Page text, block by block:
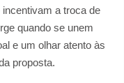
a troca de
quando se unem
e um olhar atento às
proposta.